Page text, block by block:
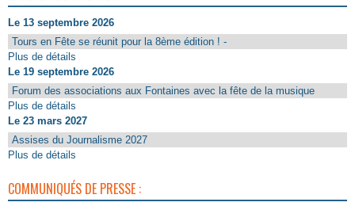
Le 13 septembre 2026
Tours en Fête se réunit pour la 8ème édition ! -
Plus de détails
Le 19 septembre 2026
Forum des associations aux Fontaines avec la fête de la musique
Plus de détails
Le 23 mars 2027
Assises du Journalisme 2027
Plus de détails
COMMUNIQUÉS DE PRESSE :